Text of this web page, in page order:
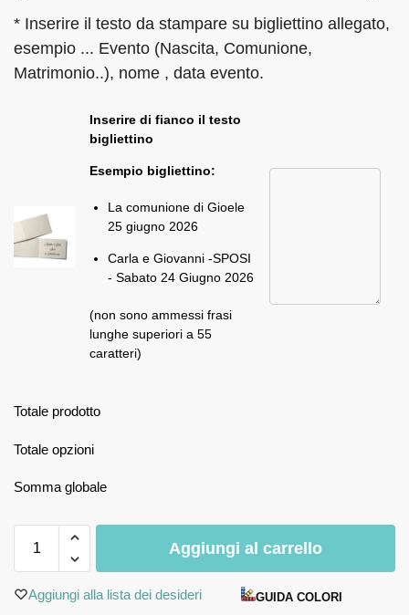
* Inserire il testo da stampare su bigliettino allegato,
esempio ... Evento (Nascita, Comunione,
Matrimonio..), nome , data evento.
Inserire di fianco il testo
bigliettino
Esempio bigliettino:
La comunione di Gioele
25 giugno 2026
Carla e Giovanni -SPOSI
- Sabato 24 Giugno 2026
(non sono ammessi frasi
lunghe superiori a 55
caratteri)
Totale prodotto
Totale opzioni
Somma globale
Aggiungi al carrello
Aggiungi alla lista dei desideri GUIDA COLORI